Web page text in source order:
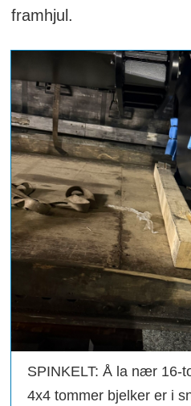
framhjul.
SPINKELT: Å la nær 16-
4x4 tommer bjelker er i